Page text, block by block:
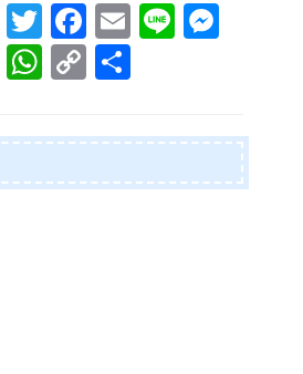
T
wi
tte
r
Fa
ce
bo
ok
E
Li
ng
er
W
ts
C
y